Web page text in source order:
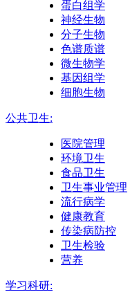
蛋白组学
神经生物
分子生物
色谱质谱
微生物学
基因组学
细胞生物
公共卫生:
医院管理
环境卫生
食品卫生
卫生事业管理
流行病学
健康教育
传染病防控
卫生检验
营养
学习科研: